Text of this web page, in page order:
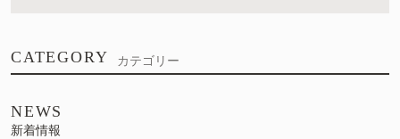
CATEGORY カテゴリー
NEWS
新着情報